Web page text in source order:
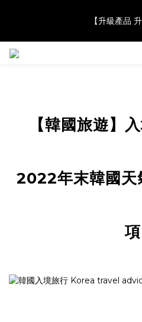
Award 勇
【升級產品
【JaneClare 康膚薈在iida
【韓國旅遊】
2022年末韓國天
項